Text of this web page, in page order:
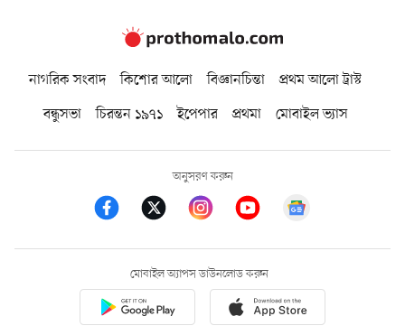
নাগরিক সংবাদ কিশোর আলো বিজ্ঞানচিন্তা
প্রথম আলো ট্রাস্ট
বন্ধুসভা
চিরন্তন ১৯৭১ ইপেপার প্রথমা মোবাইল ভ্যাস
অনুসরণ করুন
মোবাইল অ্যাপস ডাউনলোড করুন